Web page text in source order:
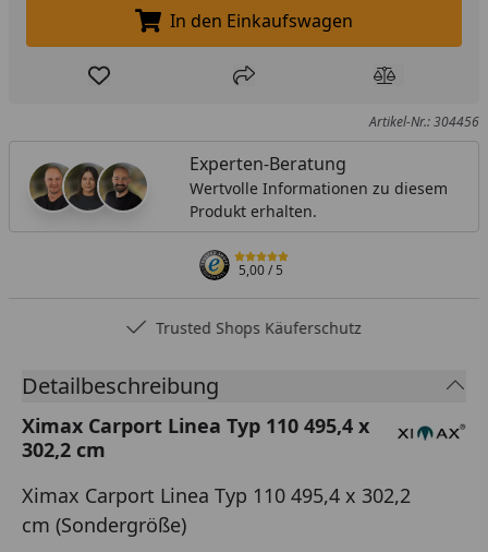
In den Einkaufswagen legen
In den Einkaufswagen
Produkt zur Wunschliste hinzufügen
Teilen Produkt
Artikel-Nr.: 304456
Experten-Beratung
Wertvolle Informationen zu diesem
Produkt erhalten.
5,00/ 5
Trusted Shops Käuferschutz
Detailbeschreibung
Ximax Carport Linea Typ 110 495,4 x
302,2 cm
Ximax Carport Linea Typ 110 495,4 x 302,2
cm (Sondergröße)